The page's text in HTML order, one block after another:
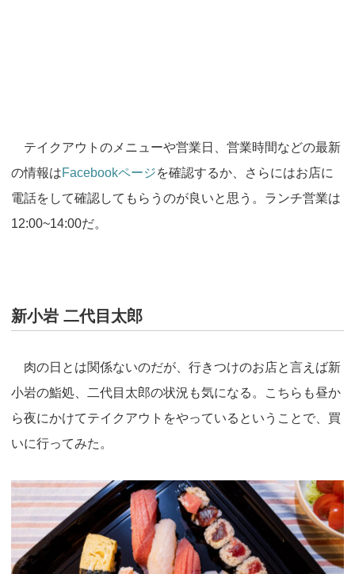
テイクアウトのメニューや営業日、営業時間などの最新
の情報はFacebookページを確認するか、さらにはお店に
電話をして確認してもらうのが良いと思う。ランチ営業は
12:00~14:00だ。
新小岩 二代目太郎
肉の日とは関係ないのだが、行きつけのお店と言えば新
小岩の鮨処、二代目太郎の状況も気になる。こちらも昼か
ら夜にかけてテイクアウトをやっているということで、買
いに行ってみた。